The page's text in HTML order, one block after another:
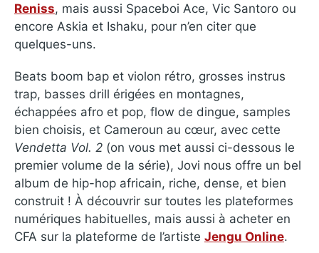
Reniss, mais aussi Spaceboi Ace, Vic Santoro ou
encore Askia et Ishaku, pour n’en citer que
quelques-uns.
Beats boom bap et violon rétro, grosses instrus
trap, basses drill érigées en montagnes,
échappées afro et pop, flow de dingue, samples
bien choisis, et Cameroun au cœur, avec cette
Vendetta Vol. 2 (on vous met aussi ci-dessous le
premier volume de la série), Jovi nous offre un bel
album de hip-hop africain, riche, dense, et bien
construit ! À découvrir sur toutes les plateformes
numériques habituelles, mais aussi à acheter en
CFA sur la plateforme de l’artiste Jengu Online.